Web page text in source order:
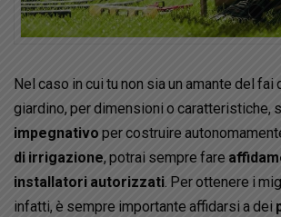
Nel caso in cui tu non sia un amante del fai
giardino, per dimensioni o caratteristiche,
impegnativo per costruire
di irrigazione, potrai sempre fare
installatori autorizzati. Per ottenere i
infatti, è sempre importante affidarsi a dei